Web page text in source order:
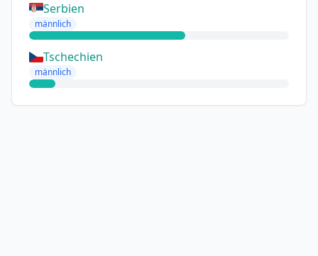
Serbien
männlich
Tschechien
männlich